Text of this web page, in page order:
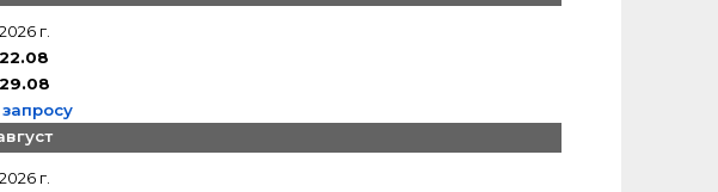
2026 г.
22.08
29.08
2026 г.